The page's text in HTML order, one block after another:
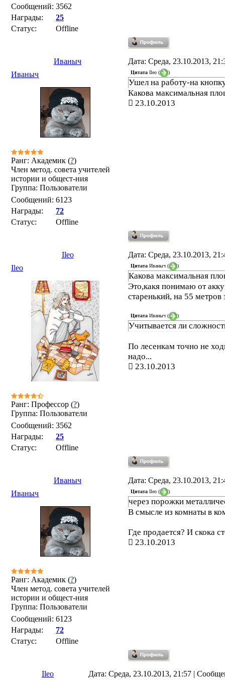
Сообщений: 3562
Награды:
25
Статус:
Offline
Иваныч
Дата: Среда, 23.10.2013,
Иваныч
Ранг: Академик (?)
Член метод. совета учителей
истории и общест-ния
Группа: Пользователи
Сообщений: 6123
Награды:
72
Статус:
Offline
Цитата Ileo ( )
Ушел на работу-на
Какова максимальная
23.10.2013
Ileo
Дата: Среда, 23.10.2013,
Ileo
Ранг: Профессор (?)
Группа: Пользователи
Сообщений: 3562
Награды:
25
Статус:
Offline
Цитата Иваныч ( )
Какова максимальная
Это,какя понимаю от
старенький, на 55 метров
Цитата Иваныч ( )
Учитывается ли
По лесенкам точно не
надо...
23.10.2013
Иваныч
Дата: Среда, 23.10.2013,
Иваныч
Ранг: Академик (?)
Член метод. совета учителей
истории и общест-ния
Группа: Пользователи
Сообщений: 6123
Награды:
72
Статус:
Offline
Цитата Ileo ( )
через порожки
В смысле из комнаты в
Где продается? И скока
23.10.2013
Ileo Дата: Среда, 23.10.2013, 21:57 |